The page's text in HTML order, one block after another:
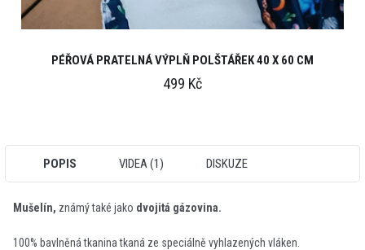
PÉŘOVÁ PRATELNÁ VÝPLŇ POLŠTÁŘEK 40 X 60 CM
499 Kč
POPIS VIDEA (1) DISKUZE
Mušelín, známý také jako dvojitá gázovina.
100% bavlněná tkanina tkaná ze speciálně vyhlazených vláken.